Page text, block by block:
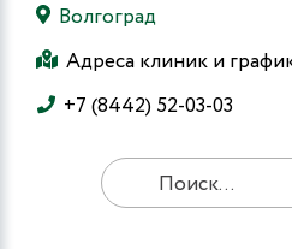
Волгоград
Адреса клиник и
+7 (8442) 52-03-03